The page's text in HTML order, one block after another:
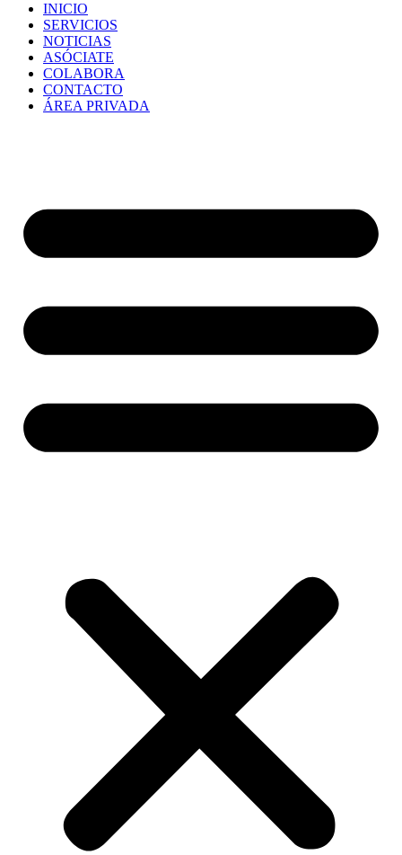
INICIO
SERVICIOS
NOTICIAS
ASÓCIATE
COLABORA
CONTACTO
ÁREA PRIVADA